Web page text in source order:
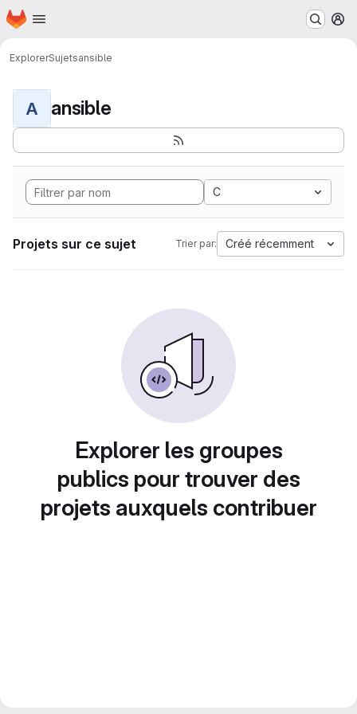
Passer au contenu principal
Page d'accueil
ExplorerSujetsansible
A ansible
C
Projets sur ce sujet Trier par: Créé récemment
Explorer les groupes
publics pour trouver des
projets auxquels contribuer